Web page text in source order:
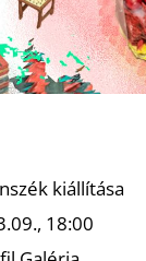
kiállítása
18:00